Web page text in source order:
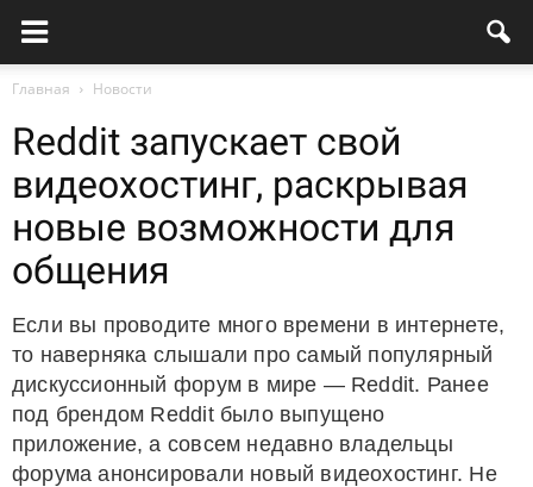
Главная Новости
Reddit запускает свой
видеохостинг, раскрывая
новые возможности для
общения
Если вы проводите много времени в интернете,
то наверняка слышали про самый популярный
дискуссионный форум в мире — Reddit. Ранее
под брендом Rеddit было выпущено
приложение, а совсем недавно владельцы
форума анонсировали новый видеохостинг. Не